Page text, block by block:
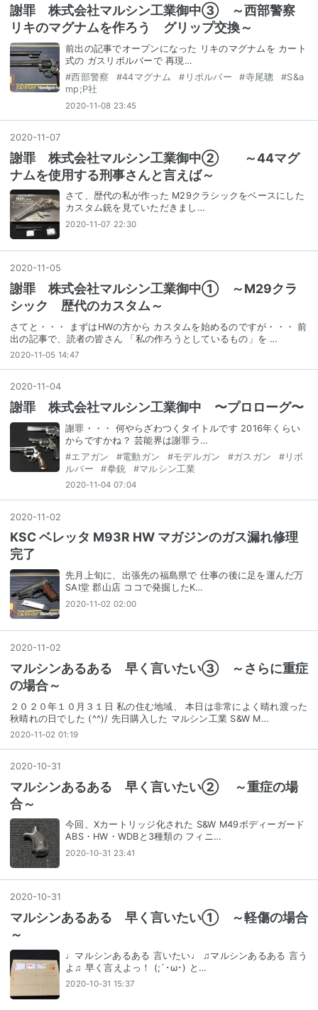
謝罪 株式会社マルシン工業御中③ ～西部警察
リキのマグナムを作ろう グリップ交換～
前出の記事でオープンになった リキのマグナムを カート
式の ガスリボルバーで 再現…
#西部警察 #44マグナム # リボルバー #寺尾聰 #S&a
mp;P社
2020-11-08 23:45
2020-11-07
謝罪 株式会社マルシン工業御中② ～44マグ
ナムを使用する刑事さんと言えば～
さて、歴代の私が作った M29クラシックをベースにした
カスタム銃を見ていただきまし…
2020-11-07 22:30
2020-11 -05
謝罪 株式会社マルシン工業御中① ～M29クラ
シック 歴代のカスタム～
さてと・・・ まずはHWの方から カスタムを始めるのですが・・・ 前
出の記事で、読者の皆さん 「私の作ろうとしているもの」を …
2020-11-05 14:47
2020-11 -04
謝罪 株式会社マルシン工業御中 〜プロローグ〜
謝罪・・・ 何やらざわつくタイトルです 2016年くらい
からですかね？ 芸能界は謝罪ラ…
#エアガン #電動ガン #モデルガン #ガスガン # リボ
ルバー
#拳銃 #マルシン工業
2020-11-04 07:04
2020-11-02
KSC ベレッタ M93R HW マガジンのガス漏れ修理
完了
先月上旬に、出張先の福島県で 仕事の後に足を運んだ万
SAI堂 郡山店 ココで発掘したK…
2020-11-02 02:00
2020-11 -02
マルシンあるある 早く言いたい③ ～さらに重症
の場合～
２０２０年１０月３１日 私の住む地域、 本日は非常によく晴れ渡った
秋晴れの日でした (^^)/ 先日購入した マルシン工業 S&W M…
2020-11-02 01:19
2020-10-31
マルシンあるある 早く言いたい② ～重症の場
合～
今回、Xカートリッジ化された S&W M49ボディーガード
ABS・HW・WDBと3種類の フィニ…
2020-10-31 23:41
2020-10-31
マルシンあるある 早く言いたい① ～軽傷の場合
～
♩マルシンあるある 言いたい♩ ♫マルシンあるある 言う
よ♫ 早く言えよっ！ (;´･ω･) と…
2020-10-31 15:37